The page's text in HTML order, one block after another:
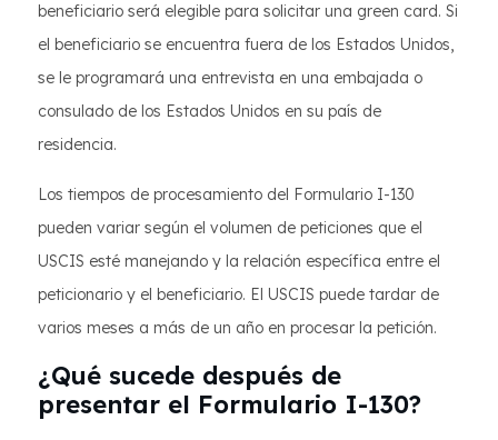
beneficiario será elegible para solicitar una green card. Si
el beneficiario se encuentra fuera de los Estados Unidos,
se le programará una entrevista en una embajada o
consulado de los Estados Unidos en su país de
residencia.
Los tiempos de procesamiento del Formulario I-130
pueden variar según el volumen de peticiones que el
USCIS esté manejando y la relación específica entre el
peticionario y el beneficiario. El USCIS puede tardar de
varios meses a más de un año en procesar la petición.
¿Qué sucede después de
presentar el Formulario I-130?